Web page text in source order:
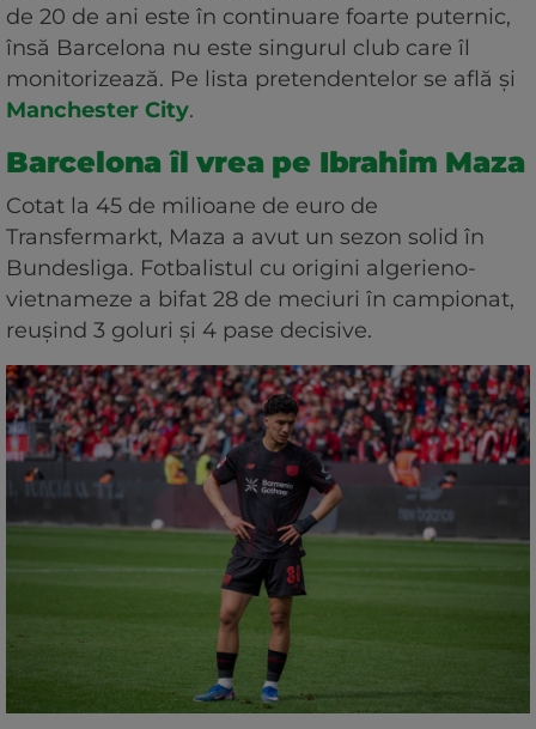
de 20 de ani este în continuare foarte puternic,
însă Barcelona nu este singurul club care îl
monitorizează. Pe lista pretendentelor se află și
Manchester City.
Barcelona îl vrea pe Ibrahim Maza
Cotat la 45 de milioane de euro de
Transfermarkt, Maza a avut un sezon solid în
Bundesliga. Fotbalistul cu origini algerieno-
vietnameze a bifat 28 de meciuri în campionat,
reușind 3 goluri și 4 pase decisive.